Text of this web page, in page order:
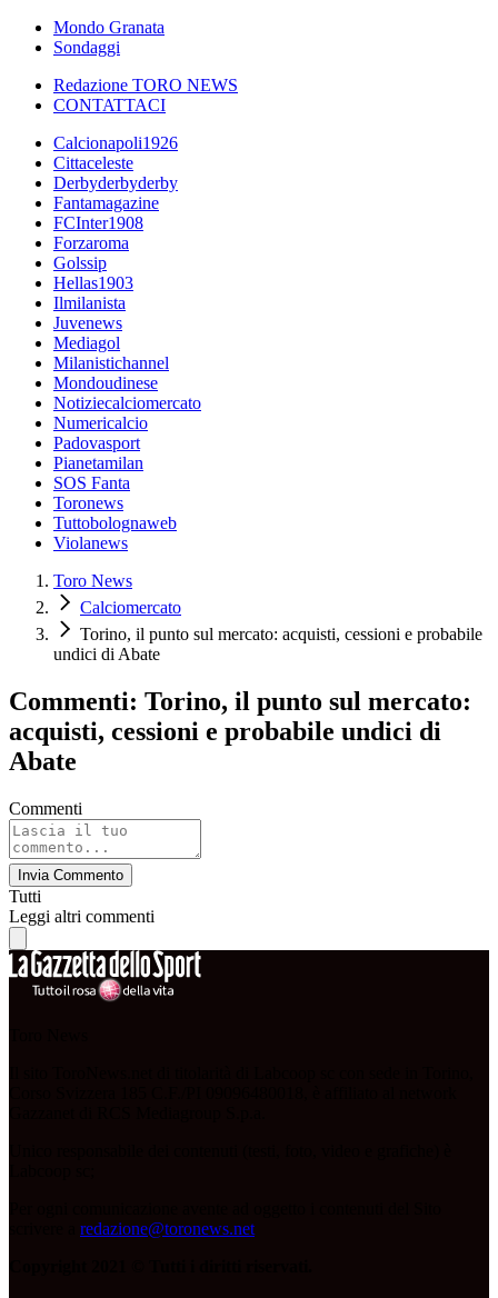
Mondo Granata
Sondaggi
Redazione TORO NEWS
CONTATTACI
Calcionapoli1926
Cittaceleste
Derbyderbyderby
Fantamagazine
FCInter1908
Forzaroma
Golssip
Hellas1903
Ilmilanista
Juvenews
Mediagol
Milanistichannel
Mondoudinese
Notiziecalciomercato
Numericalcio
Padovasport
Pianetamilan
SOS Fanta
Toronews
Tuttobolognaweb
Violanews
Toro News
Calciomercato
Torino, il punto sul mercato: acquisti, cessioni e probabile
undici di Abate
Commenti: Torino, il punto sul mercato:
acquisti, cessioni e probabile undici di
Abate
Commenti
Invia Commento
Tutti
Leggi altri commenti
redazione@toronews.net